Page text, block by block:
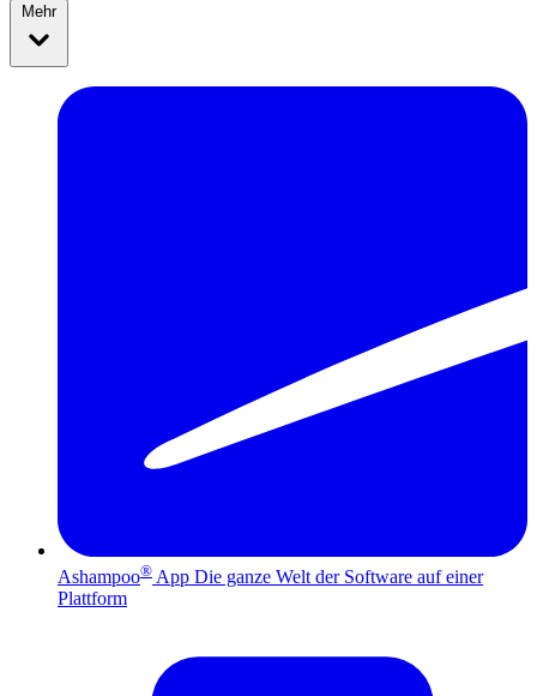
Mehr
Ashampoo® App Die ganze Welt der Software auf einer
Plattform